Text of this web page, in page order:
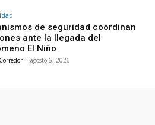
de seguridad coordinan
ante la llegada del
El Niño
- agosto 6, 2026